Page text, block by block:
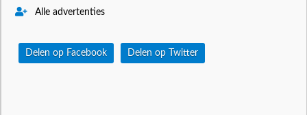
Alle advertenties
Delen op Facebook Delen op Twitter